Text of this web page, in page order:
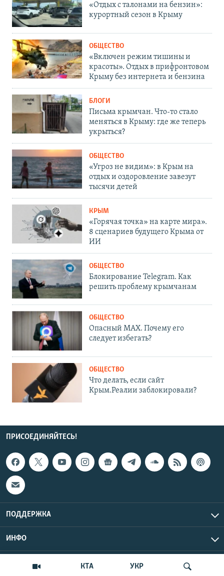
КТА УКР
«Отдых с талонами на бензин»:
курортный сезон в Крыму
ОБЩЕСТВО
«Включен режим тишины и
красоты». Отдых в прифронтовом
Крыму без интернета и бензина
БЛОГИ
Письма крымчан. Что-то стало
меняться в Крыму: где же теперь
укрыться?
ОБЩЕСТВО
«Угроз не видим»: в Крым на
отдых и оздоровление завезут
тысячи детей
КРЫМ
«Горячая точка» на карте мира».
8 сценариев будущего Крыма от
ИИ
ОБЩЕСТВО
Блокирование Telegram. Как
решить проблему крымчанам
ОБЩЕСТВО
Опасный MAX. Почему его
следует избегать?
ОБЩЕСТВО
Что делать, если сайт
Крым.Реалии заблокировали?
ПРИСОЕДИНЯЙТЕСЬ!
ПОДДЕРЖКА
ИНФО
Copyright Крым.Реалии, 2026 | Все права защищены.
UTC+3